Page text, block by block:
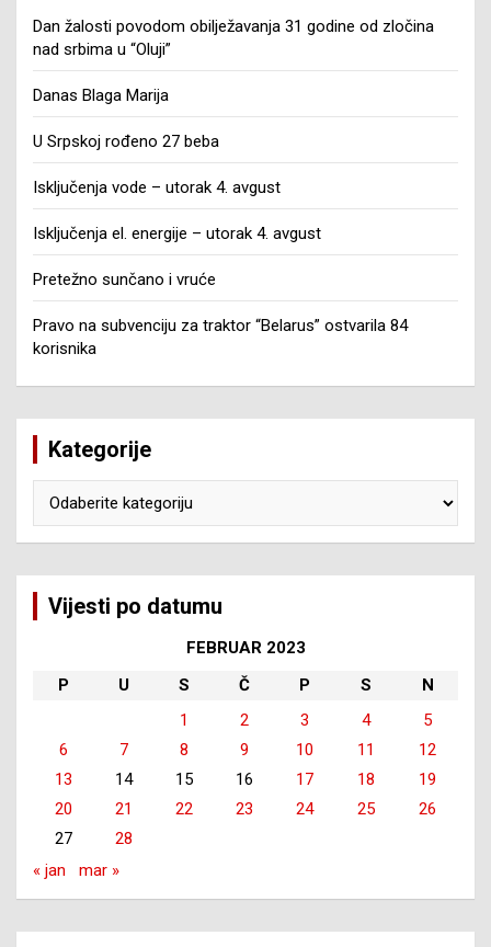
Dan žalosti povodom obilježavanja 31 godine od zločina
nad srbima u “Oluji”
Danas Blaga Marija
U Srpskoj rođeno 27 beba
Isključenja vode – utorak 4. avgust
Isključenja el. energije – utorak 4. avgust
Pretežno sunčano i vruće
Pravo na subvenciju za traktor “Belarus” ostvarila 84
korisnika
Kategorije
Vijesti po datumu
FEBRUAR 2023
P
U S Č P S
N
1
2 3 4
5
6
7 8 9 10 11
12
13
14 15 16 17 18
19
20
21 22 23 24 25
26
27
28
« jan
mar »